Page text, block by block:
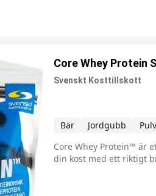
Core Whey Protein
Svenskt Kosttillskott
Bär Jordgubb
Beskrivning
Core Whey Protein™ är
din kost med ett riktigt